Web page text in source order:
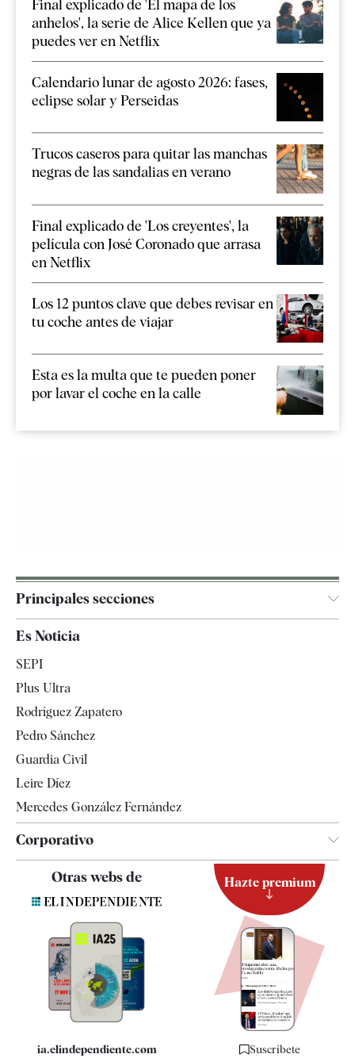
Final explicado de 'El mapa de los
anhelos', la serie de Alice Kellen que ya
puedes ver en Netflix
Calendario lunar de agosto 2026: fases,
eclipse solar y Perseidas
Trucos caseros para quitar las manchas
negras de las sandalias en verano
Final explicado de 'Los creyentes', la
película con José Coronado que arrasa
en Netflix
Los 12 puntos clave que debes revisar en
tu coche antes de viajar
Esta es la multa que te pueden poner
por lavar el coche en la calle
Principales secciones
España
Televisión
Es Noticia
SEPI
Plus Ultra
Rodríguez Zapatero
Pedro Sánchez
Guardia Civil
Leire Díez
Mercedes González Fernández
Corporativo
Contacto
Quiénes somos
Especificaciones
Otras webs de
ia.elindependiente.com
Hazte premium
Suscríbete